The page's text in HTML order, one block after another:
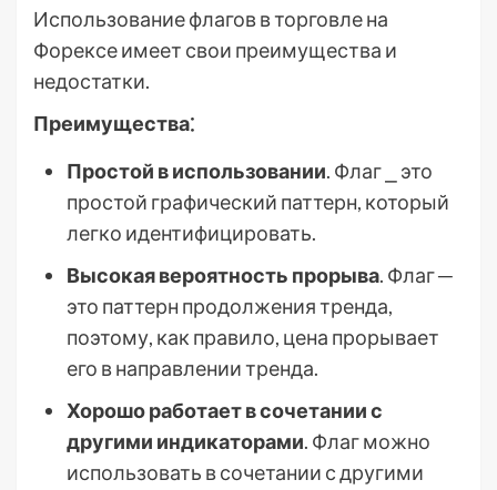
Использование флагов в торговле на
Форексе имеет свои преимущества и
недостатки.
Преимущества⁚
Простой в использовании. Флаг ⎯ это
простой графический паттерн, который
легко идентифицировать.
Высокая вероятность прорыва. Флаг ─
это паттерн продолжения тренда,
поэтому, как правило, цена прорывает
его в направлении тренда.
Хорошо работает в сочетании с
другими индикаторами. Флаг можно
использовать в сочетании с другими